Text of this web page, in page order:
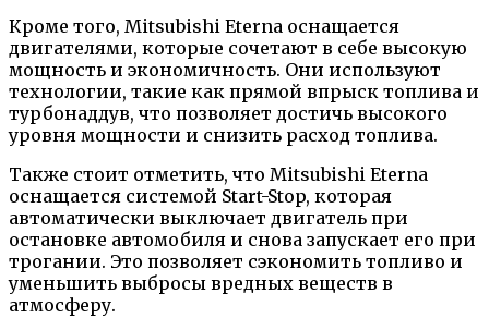
Кроме того, Mitsubishi Eterna оснащается
двигателями, которые сочетают в себе высокую
мощность и экономичность. Они используют
технологии, такие как прямой впрыск топлива и
турбонаддув, что позволяет достичь высокого
уровня мощности и снизить расход топлива.
Также стоит отметить, что Mitsubishi Eterna
оснащается системой Start-Stop, которая
автоматически выключает двигатель при
остановке автомобиля и снова запускает его при
трогании. Это позволяет сэкономить топливо и
уменьшить выбросы вредных веществ в
атмосферу.